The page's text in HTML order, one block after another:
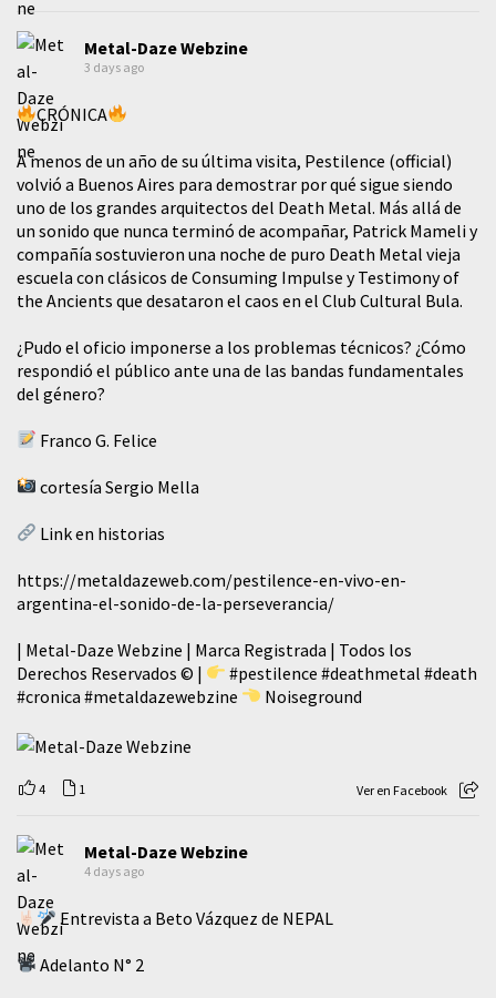
Metal-Daze Webzine
3 days ago
CRÓNICA
A menos de un año de su última visita, Pestilence (official)
volvió a Buenos Aires para demostrar por qué sigue siendo
uno de los grandes arquitectos del Death Metal. Más allá de
un sonido que nunca terminó de acompañar, Patrick Mameli y
compañía sostuvieron una noche de puro Death Metal vieja
escuela con clásicos de Consuming Impulse y Testimony of
the Ancients que desataron el caos en el Club Cultural Bula.
¿Pudo el oficio imponerse a los problemas técnicos? ¿Cómo
respondió el público ante una de las bandas fundamentales
del género?
Franco G. Felice
cortesía Sergio Mella
Link en historias
https://metaldazeweb.com/pestilence-en-vivo-en-
argentina-el-sonido-de-la-perseverancia/
| Metal-Daze Webzine | Marca Registrada | Todos los
Derechos Reservados © |
#pestilence #deathmetal #death
#cronica #metaldazewebzine Noiseground
4 1 Ver en Facebook
Metal-Daze Webzine
4 days ago
Entrevista a Beto Vázquez de NEPAL
Adelanto N° 2